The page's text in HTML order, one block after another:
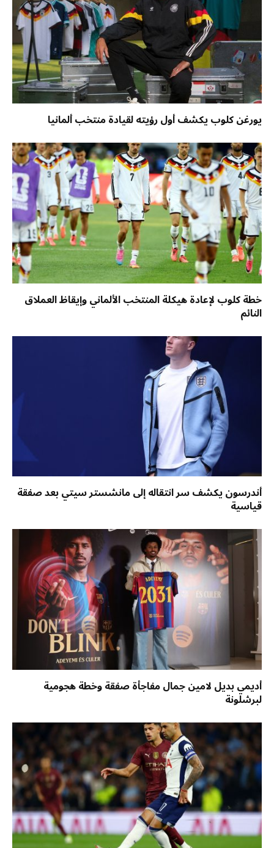
يورغن كلوب يكشف أول رؤيته لقيادة منتخب ألمانيا
خطة كلوب لإعادة هيكلة المنتخب الألماني وإيقاظ العملاق
النائم
أندرسون يكشف سر انتقاله إلى مانشستر سيتي بعد صفقة
قياسية
أديمي بديل لامين جمال مفاجأة صفقة وخطة هجومية
لبرشلونة